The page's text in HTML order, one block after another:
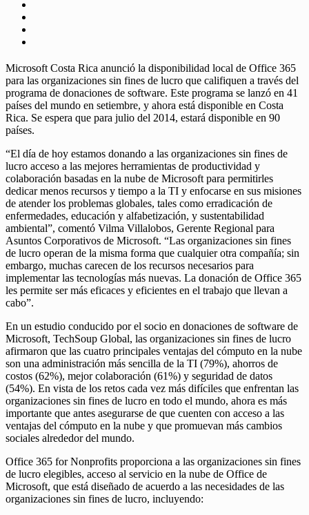
Microsoft Costa Rica anunció la disponibilidad local de Office 365
para las organizaciones sin fines de lucro que califiquen a través del
programa de donaciones de software. Este programa se lanzó en 41
países del mundo en setiembre, y ahora está disponible en Costa
Rica. Se espera que para julio del 2014, estará disponible en 90
países.
“El día de hoy estamos donando a las organizaciones sin fines de
lucro acceso a las mejores herramientas de productividad y
colaboración basadas en la nube de Microsoft para permitirles
dedicar menos recursos y tiempo a la TI y enfocarse en sus misiones
de atender los problemas globales, tales como erradicación de
enfermedades, educación y alfabetización, y sustentabilidad
ambiental”, comentó Vilma Villalobos, Gerente Regional para
Asuntos Corporativos de Microsoft. “Las organizaciones sin fines
de lucro operan de la misma forma que cualquier otra compañía; sin
embargo, muchas carecen de los recursos necesarios para
implementar las tecnologías más nuevas. La donación de Office 365
les permite ser más eficaces y eficientes en el trabajo que llevan a
cabo”.
En un estudio conducido por el socio en donaciones de software de
Microsoft, TechSoup Global, las organizaciones sin fines de lucro
afirmaron que las cuatro principales ventajas del cómputo en la nube
son una administración más sencilla de la TI (79%), ahorros de
costos (62%), mejor colaboración (61%) y seguridad de datos
(54%). En vista de los retos cada vez más difíciles que enfrentan las
organizaciones sin fines de lucro en todo el mundo, ahora es más
importante que antes asegurarse de que cuenten con acceso a las
ventajas del cómputo en la nube y que promuevan más cambios
sociales alrededor del mundo.
Office 365 for Nonprofits proporciona a las organizaciones sin fines
de lucro elegibles, acceso al servicio en la nube de Office de
Microsoft, que está diseñado de acuerdo a las necesidades de las
organizaciones sin fines de lucro, incluyendo: